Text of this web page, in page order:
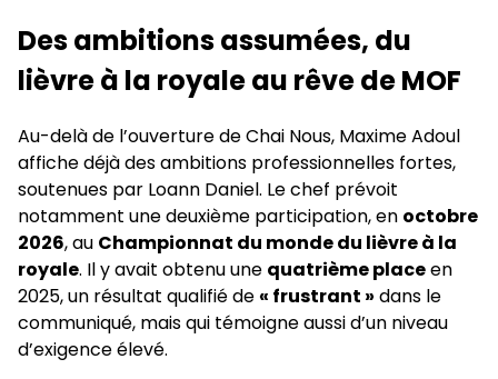
Des ambitions assumées, du
lièvre à la royale au rêve de MOF
Au-delà de l’ouverture de Chai Nous, Maxime Adoul
affiche déjà des ambitions professionnelles fortes,
soutenues par Loann Daniel. Le chef prévoit
notamment une deuxième participation, en octobre
2026, au Championnat du monde du lièvre à la
royale. Il y avait obtenu une quatrième placeen
2025, un résultat qualifié de « frustrant » dans le
communiqué, mais qui témoigne aussi d’un niveau
d’exigence élevé.